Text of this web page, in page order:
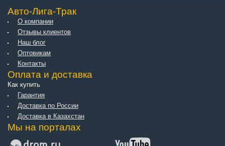
Авто-Лига-Трак
О компании
Отзывы клиентов
Наш блог
Оптовикам
Контакты
Оплата и доставка
Как купить
Гарантия
Доставка по России
Доставка в Казахстан
Мы на порталах